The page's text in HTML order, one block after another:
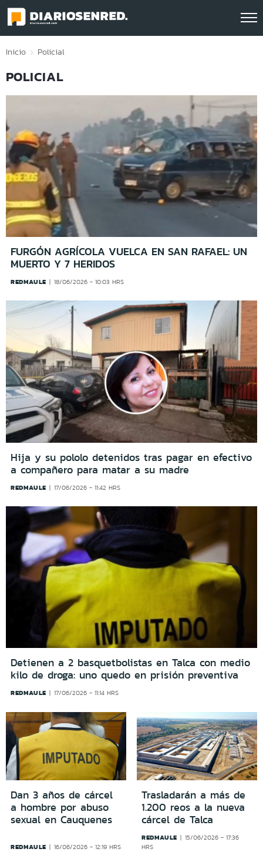
Click acá para ir directamente al contenido
Inicio Policial
POLICIAL
FURGÓN AGRÍCOLA VUELCA EN SAN RAFAEL: UN
MUERTO Y 7 HERIDOS
REDMAULE 18/06/2026 - 10:03 HRS
Hija y su pololo detenidos tras pagar en efectivo
a compañero para matar a su madre
REDMAULE 17/06/2026 - 11:42 HRS
Detienen a 2 basquetbolistas en Talca con medio
kilo de droga: uno quedo en prisión preventiva
REDMAULE 17/06/2026 - 11:14 HRS
Dan 3 años de cárcel
a hombre por abuso
sexual en Cauquenes
REDMAULE 16/06/2026 - 12:19 HRS
Trasladarán a más de
1.200 reos a la nueva
cárcel de Talca
REDMAULE
15/06/2026 - 17:36
HRS